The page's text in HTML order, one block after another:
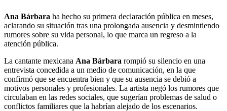
Ana Bárbara ha hecho su primera declaración pública en meses,
aclarando su situación tras una prolongada ausencia y desmintiendo
rumores sobre su vida personal, lo que marca un regreso a la
atención pública.
La cantante mexicana Ana Bárbara rompió su silencio en una
entrevista concedida a un medio de comunicación, en la que
confirmó que se encuentra bien y que su ausencia se debió a
motivos personales y profesionales. La artista negó los rumores que
circulaban en las redes sociales, que sugerían problemas de salud o
conflictos familiares que la habrían alejado de los escenarios.